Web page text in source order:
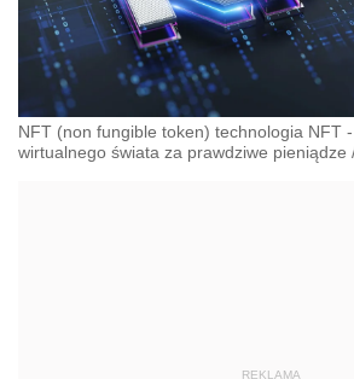
NFT (non fungible token) technologia NFT
wirtualnego świata za prawdziwe pieniądze